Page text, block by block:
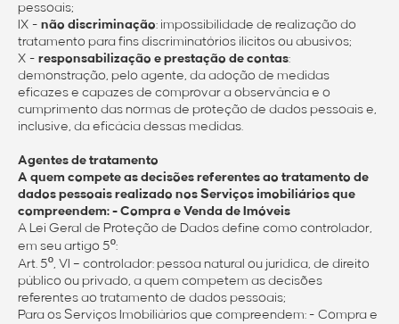
pessoais;
IX - não discriminação: impossibilidade de realização do
tratamento para fins discriminatórios ilícitos ou abusivos;
X - responsabilização e prestação de contas:
demonstração, pelo agente, da adoção de medidas
eficazes e capazes de comprovar a observância e o
cumprimento das normas de proteção de dados pessoais e,
inclusive, da eficácia dessas medidas.
Agentes de tratamento
A quem compete as decisões referentes ao tratamento de
dados pessoais realizado nos Serviços imobiliários que
compreendem: - Compra e Venda de Imóveis
A Lei Geral de Proteção de Dados define como controlador,
em seu artigo 5º:
Art. 5º, VI – controlador: pessoa natural ou jurídica, de direito
público ou privado, a quem competem as decisões
referentes ao tratamento de dados pessoais;
Para os Serviços Imobiliários que compreendem: - Compra e